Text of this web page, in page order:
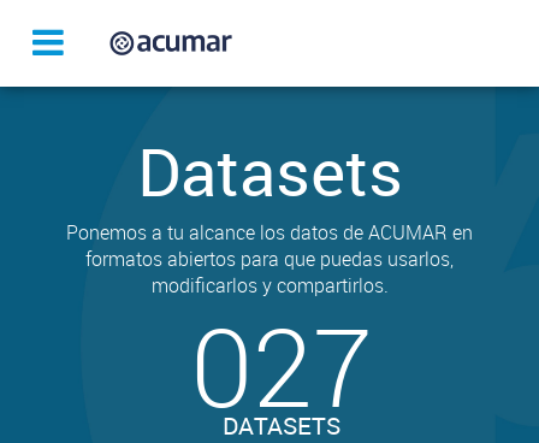
Datasets
Ponemos a tu alcance los datos de ACUMAR en
formatos abiertos para que puedas usarlos,
modificarlos y compartirlos.
027
DATASETS